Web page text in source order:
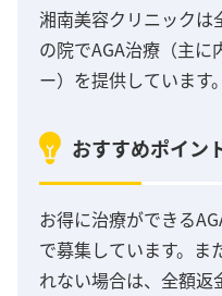
湘南美容クリニックは
の院でAGA治療（主
ー）を提供しています。
おすすめポイン
お得に治療ができる
で募集しています。ま
れない場合は、全額返